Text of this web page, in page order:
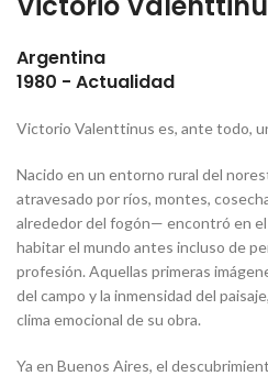
Argentina
1980 - Actualidad
Victorio Valenttinus es, ante todo,
Nacido en un entorno rural del
atravesado por ríos, montes,
alrededor del fogón— encontró en
habitar el mundo antes incluso de
profesión. Aquellas primeras
del campo y la inmensidad del
clima emocional de su obra.
Ya en Buenos Aires, el